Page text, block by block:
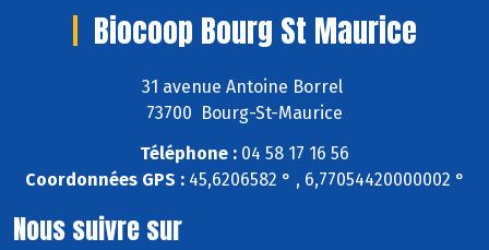
Biocoop Bourg St Maurice
31 avenue Antoine Borrel
73700 Bourg-St-Maurice
Téléphone : 04 58 17 16 56
Coordonnées GPS :45,6206582 ° , 6,77054420000002 °
Nous suivre sur